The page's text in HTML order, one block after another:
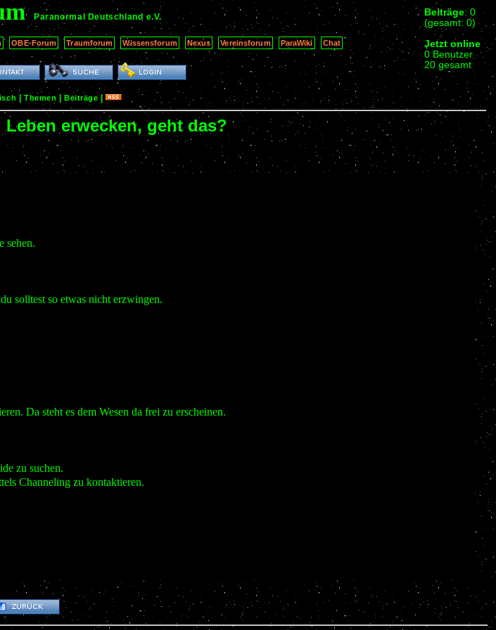
Beiträge: 0
(gesamt: 0)
Jetzt online
0 Benutzer
20 gesamt
Paranormal Deutschland e.V.
OBE-Forum Traumforum Wissensforum Nexus Vereinsforum ParaWiki Chat
Themen |Beiträge |
erwecken, geht das?
sehen.
solltest so etwas nicht erzwingen.
Da steht es dem Wesen da frei zu erscheinen.
zu suchen.
Channeling zu kontaktieren.